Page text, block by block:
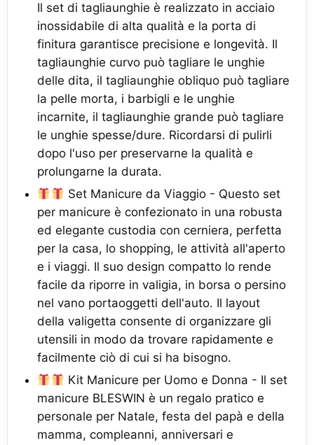
Il set di tagliaunghie è realizzato in acciaio
inossidabile di alta qualità e la porta di
finitura garantisce precisione e longevità. Il
tagliaunghie curvo può tagliare le unghie
delle dita, il tagliaunghie obliquo può tagliare
la pelle morta, i barbigli e le unghie
incarnite, il tagliaunghie grande può tagliare
le unghie spesse/dure. Ricordarsi di pulirli
dopo l'uso per preservarne la qualità e
prolungarne la durata.
Set Manicure da Viaggio - Questo set
per manicure è confezionato in una robusta
ed elegante custodia con cerniera, perfetta
per la casa, lo shopping, le attività all'aperto
e i viaggi. Il suo design compatto lo rende
facile da riporre in valigia, in borsa o persino
nel vano portaoggetti dell'auto. Il layout
della valigetta consente di organizzare gli
utensili in modo da trovare rapidamente e
facilmente ciò di cui si ha bisogno.
Kit Manicure per Uomo e Donna - Il set
manicure BLESWIN è un regalo pratico e
personale per Natale, festa del papà e della
mamma, compleanni, anniversari e